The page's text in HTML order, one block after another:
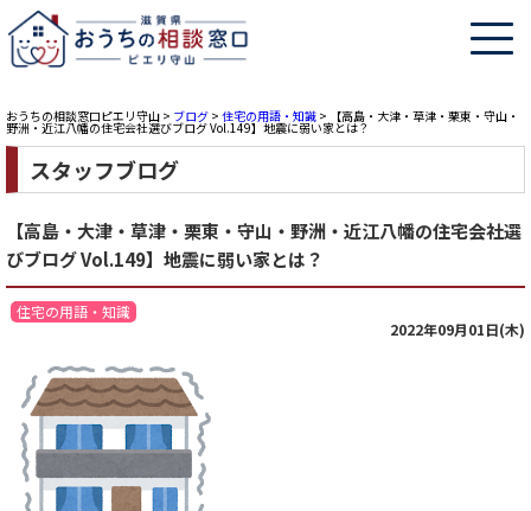
おうちの相談窓口ピエリ守山 > ブログ > 住宅の用語・知識 > 【高島・大津・草津・栗東・守山・
野洲・近江八幡の住宅会社選びブログ Vol.149】地震に弱い家とは？
スタッフブログ
【高島・大津・草津・栗東・守山・野洲・近江八幡の住宅会社選
びブログ Vol.149】地震に弱い家とは？
住宅の用語・知識
2022年09月01日(木)